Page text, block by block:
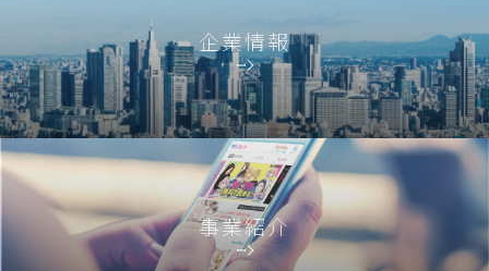
企業情報
事業紹介